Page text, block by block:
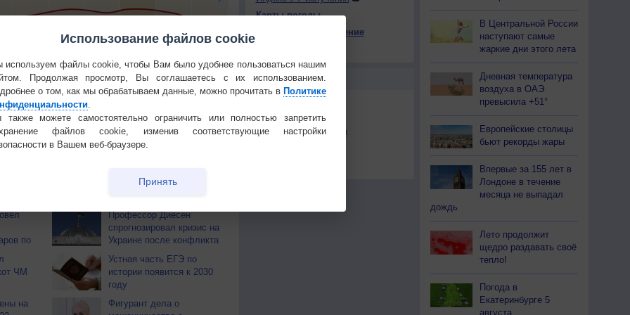
+4 0 +7 0 +2 +5 +12 +14 +7 +4
декада Мобильная версия
по
Профессор Диесен
спрогнозировал кризис на
Украине после конфликта
ЧМ
Устная часть ЕГЭ по
истории появится к 2030
году
на
Фигурант дела о
Карты погоды
Атмосферное давление
КОНТАКТЫ
Политика
конфиденциальности
В Центральной России
наступают самые
жаркие дни этого лета
Дневная температура
воздуха в ОАЭ
превысила +51°
Европейские столицы
бьют рекорды жары
Впервые за 155 лет в
Лондоне в течение
месяца не выпадал
дождь
Лето продолжит
щедро раздавать своё
тепло!
Погода в
Екатеринбурге 5
августа
Использование файлов cookie
используем файлы cookie, чтобы Вам было удобнее пользоваться нашим
Продолжая просмотр, Вы соглашаетесь с их использованием.
о том, как мы обрабатываем данные, можно прочитать в Политике
также можете самостоятельно ограничить или полностью запретить
файлов cookie, изменив соответствующие настройки
в Вашем веб-браузере.
Принять